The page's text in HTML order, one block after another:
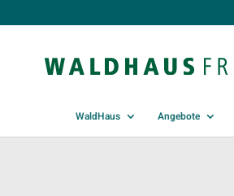
WaldHaus Angebote